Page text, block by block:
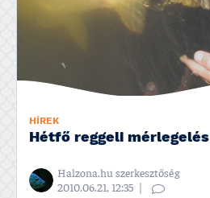
HÍREK
Hétfő reggeli mérlegelés
Halzona.hu szerkesztőség
2010.06.21, 12:35